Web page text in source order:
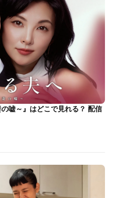
嘘～』はどこで見れる？ 配信